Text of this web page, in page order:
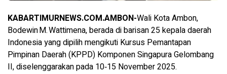
KABARTIMURNEWS.COM.AMBON-Wali Kota Ambon,
Bodewin M. Wattimena, berada di barisan 25 kepala daerah
Indonesia yang dipilih mengikuti Kursus Pemantapan
Pimpinan Daerah (KPPD) Komponen Singapura Gelombang
II, diselenggarakan pada 10‑15 November 2025.